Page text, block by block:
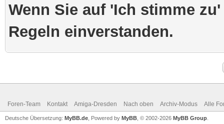
Wenn Sie auf 'Ich stimme
Regeln einverstanden.
Foren-Team Kontakt Amiga-Dresden Nach oben Archiv-Modus Alle
Deutsche Übersetzung: MyBB.de , Powered by MyBB , © 2002-2026 MyBB Group